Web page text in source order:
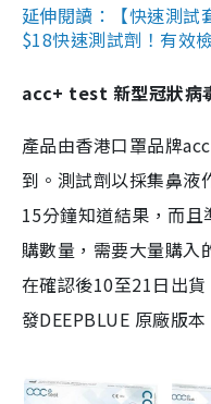
延伸閱讀：【快速測試
$18快速測試劑！有效
acc+ test 新型冠狀病
產品由香港口罩品牌
到。測試劑以採集鼻液
15分鐘知道結果，而
購數量，需要大量購入
在確認後10至21日出
發DEEPBLUE 原廠版本